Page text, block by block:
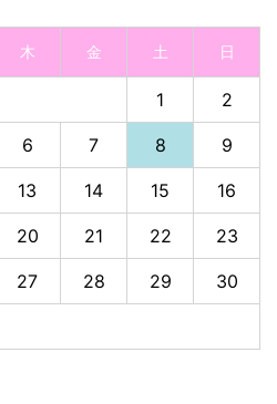
木 金 土 日
1 2
6 7 8 9
13 14 15 16
20 21 22 23
27 28 29 30